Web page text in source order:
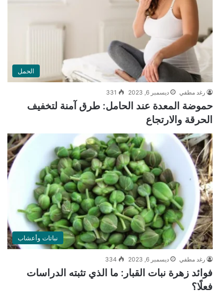
الحمل
رغد مطفي ديسمبر 6, 2023 331
حموضة المعدة عند الحامل: طرق آمنة لتخفيف
الحرقة والارتجاع
نباتات وأعشاب
رغد مطفي ديسمبر 6, 2023 334
فوائد زهرة نبات القبار: ما الذي تثبته الدراسات
فعلًا؟